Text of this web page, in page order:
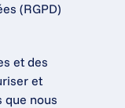
(RGPD)
et des
et
que nous